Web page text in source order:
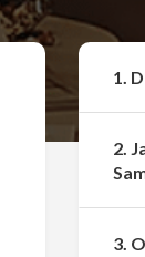
1.
2.
3.